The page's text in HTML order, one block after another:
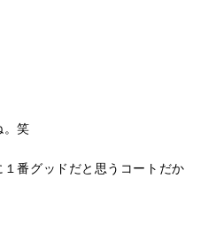
。笑
番グッドだと思うコートだか